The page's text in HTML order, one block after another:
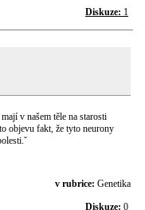
Diskuze: 1
v našem těle na starosti
objevu fakt, že tyto neurony
v rubrice: Genetika
Diskuze: 0